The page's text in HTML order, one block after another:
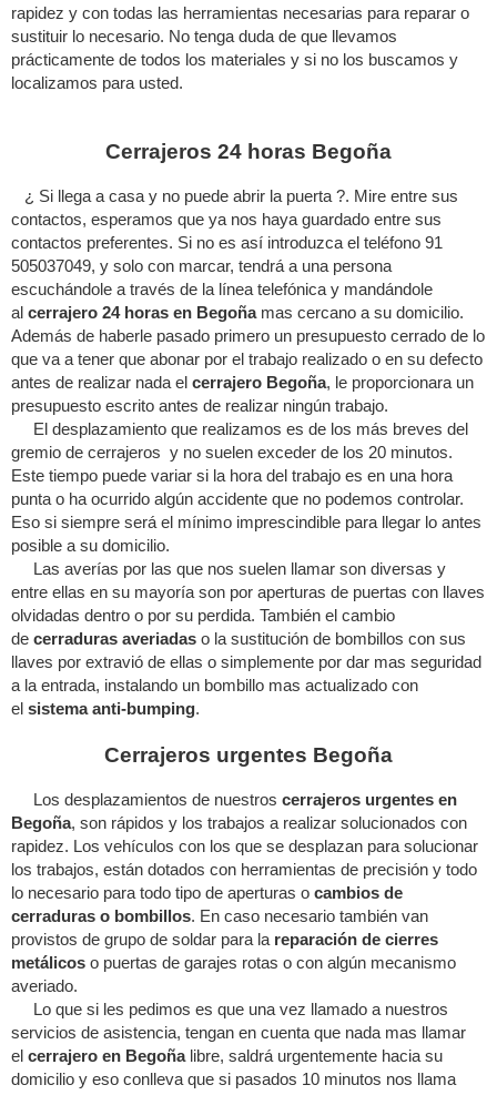
rapidez y con todas las herramientas necesarias para reparar o
sustituir lo necesario. No tenga duda de que llevamos
prácticamente de todos los materiales y si no los buscamos y
localizamos para usted.
Cerrajeros 24 horas Begoña
¿ Si llega a casa y no puede abrir la puerta ?. Mire entre sus
contactos, esperamos que ya nos haya guardado entre sus
contactos preferentes. Si no es así introduzca el teléfono 91
505037049, y solo con marcar, tendrá a una persona
escuchándole a través de la línea telefónica y mandándole
al cerrajero 24 horas en Begoñamas cercano a su domicilio.
Además de haberle pasado primero un presupuesto cerrado de lo
que va a tener que abonar por el trabajo realizado o en su defecto
antes de realizar nada el cerrajero Begoña, le proporcionara un
presupuesto escrito antes de realizar ningún trabajo.
El desplazamiento que realizamos es de los más breves del
gremio de cerrajeros y no suelen exceder de los 20 minutos.
Este tiempo puede variar si la hora del trabajo es en una hora
punta o ha ocurrido algún accidente que no podemos controlar.
Eso si siempre será el mínimo imprescindible para llegar lo antes
posible a su domicilio.
Las averías por las que nos suelen llamar son diversas y
entre ellas en su mayoría son por aperturas de puertas con llaves
olvidadas dentro o por su perdida. También el cambio
de cerraduras averiadas o la sustitución de bombillos con sus
llaves por extravió de ellas o simplemente por dar mas seguridad
a la entrada, instalando un bombillo mas actualizado con
el sistema anti-bumping.
Cerrajeros urgentes Begoña
Los desplazamientos de nuestros cerrajeros urgentes en
Begoña, son rápidos y los trabajos a realizar solucionados con
rapidez. Los vehículos con los que se desplazan para solucionar
los trabajos, están dotados con herramientas de precisión y todo
lo necesario para todo tipo de aperturas o cambios de
cerraduras o bombillos. En caso necesario también van
provistos de grupo de soldar para la reparación de cierres
metálicos o puertas de garajes rotas o con algún mecanismo
averiado.
Lo que si les pedimos es que una vez llamado a nuestros
servicios de asistencia, tengan en cuenta que nada mas llamar
el cerrajero en Begoñalibre, saldrá urgentemente hacia su
domicilio y eso conlleva que si pasados 10 minutos nos llama